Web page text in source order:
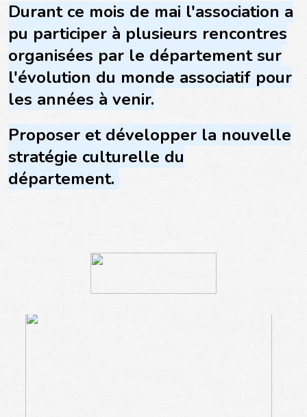
Durant ce mois de mai l'association a
pu participer à plusieurs rencontres
organisées par le département sur
l'évolution du monde associatif pour
les années à venir.
Proposer et développer la nouvelle
stratégie culturelle du
département.